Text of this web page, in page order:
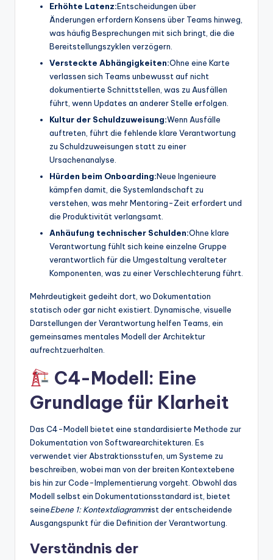
Erhöhte Latenz:Entscheidungen über
Änderungen erfordern Konsens über Teams hinweg,
was häufig Besprechungen mit sich bringt, die die
Bereitstellungszyklen verzögern.
Versteckte Abhängigkeiten:Ohne eine Karte
verlassen sich Teams unbewusst auf nicht
dokumentierte Schnittstellen, was zu Ausfällen
führt, wenn Updates an anderer Stelle erfolgen.
Kultur der Schuldzuweisung:Wenn Ausfälle
auftreten, führt die fehlende klare Verantwortung
zu Schuldzuweisungen statt zu einer
Ursachenanalyse.
Hürden beim Onboarding:Neue Ingenieure
kämpfen damit, die Systemlandschaft zu
verstehen, was mehr Mentoring-Zeit erfordert und
die Produktivität verlangsamt.
Anhäufung technischer Schulden:Ohne klare
Verantwortung fühlt sich keine einzelne Gruppe
verantwortlich für die Umgestaltung veralteter
Komponenten, was zu einer Verschlechterung führt.
Mehrdeutigkeit gedeiht dort, wo Dokumentation
statisch oder gar nicht existiert. Dynamische, visuelle
Darstellungen der Verantwortung helfen Teams, ein
gemeinsames mentales Modell der Architektur
aufrechtzuerhalten.
C4-Modell: Eine
Grundlage für Klarheit
Das C4-Modell bietet eine standardisierte Methode zur
Dokumentation von Softwarearchitekturen. Es
verwendet vier Abstraktionsstufen, um Systeme zu
beschreiben, wobei man von der breiten Kontextebene
bis hin zur Code-Implementierung vorgeht. Obwohl das
Modell selbst ein Dokumentationsstandard ist, bietet
seineEbene 1: Kontextdiagrammist der entscheidende
Ausgangspunkt für die Definition der Verantwortung.
Verständnis der